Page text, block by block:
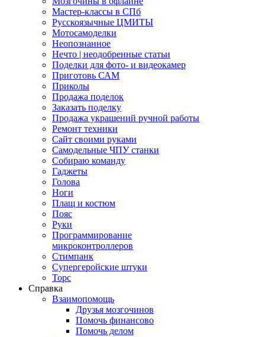
Мастер-классы в СПб
Русскоязычные ЦМИТЫ
Мотосамоделки
Неопознанное
Нечто | неодобренные статьи
Поделки для фото- и видеокамер
Приготовь САМ
Приколы
Продажа поделок
Заказать поделку
Продажа украшений ручной работы
Ремонт техники
Сайт своими руками
Самодельные ЧПУ станки
Собираю команду
Гаджеты
Голова
Ноги
Плащ и костюм
Пояс
Руки
Программирование
микроконтроллеров
Стимпанк
Супергеройские штуки
Торс
Справка
Взаимопомощь
Друзья мозгочинов
Помочь финансово
Помочь делом